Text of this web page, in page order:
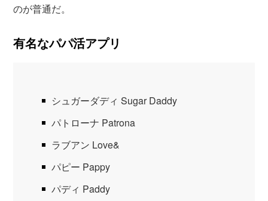
のが普通だ。
有名なパパ活アプリ
シュガーダディ Sugar Daddy
パトローナ Patrona
ラブアン Love&
パピー Pappy
パディ Paddy